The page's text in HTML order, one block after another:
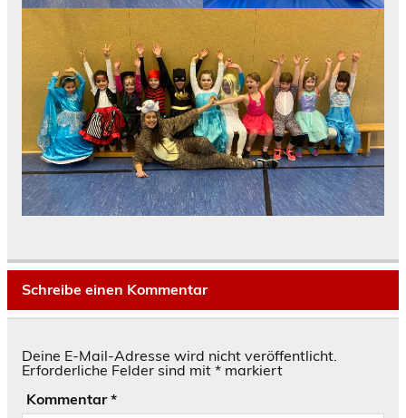
Schreibe einen Kommentar
Deine E-Mail-Adresse wird nicht veröffentlicht.
Erforderliche Felder sind mit * markiert
Kommentar*